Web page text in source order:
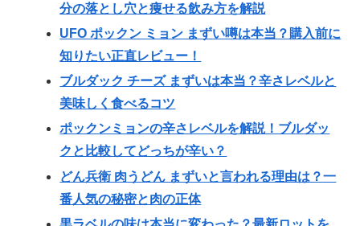
分の落とし穴と痩せる飲み方を解説
UFO ポックン ミョン まずい噂は本当？購入前に
知りたい正直レビュー！
ブルダック チーズ まずいは本当？辛さレベルと
美味しく食べるコツ
ポックンミョンの辛さレベルを解説！ブルダッ
クと比較してどっちが辛い？
どん兵衛 肉うどん まずいと言われる理由は？一
番人気の秘密と肉の正体